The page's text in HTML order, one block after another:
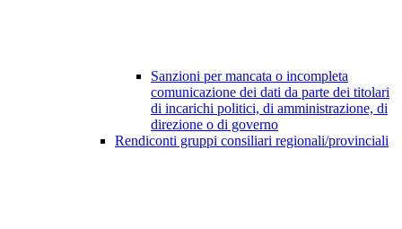
Sanzioni per mancata o incompleta
comunicazione dei dati da parte dei titolari
di incarichi politici, di amministrazione, di
direzione o di governo
Rendiconti gruppi consiliari regionali/provinciali